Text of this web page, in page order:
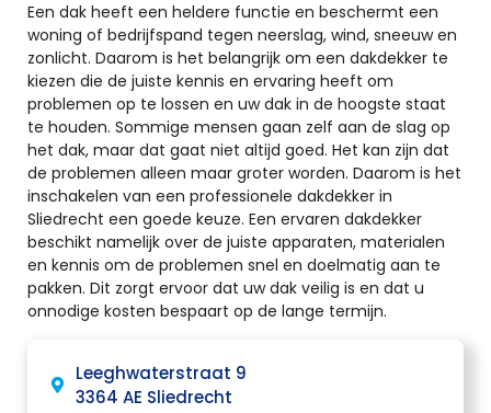
Een dak heeft een heldere functie en beschermt een
woning of bedrijfspand tegen neerslag, wind, sneeuw en
zonlicht. Daarom is het belangrijk om een dakdekker te
kiezen die de juiste kennis en ervaring heeft om
problemen op te lossen en uw dak in de hoogste staat
te houden. Sommige mensen gaan zelf aan de slag op
het dak, maar dat gaat niet altijd goed. Het kan zijn dat
de problemen alleen maar groter worden. Daarom is het
inschakelen van een professionele dakdekker in
Sliedrecht een goede keuze. Een ervaren dakdekker
beschikt namelijk over de juiste apparaten, materialen
en kennis om de problemen snel en doelmatig aan te
pakken. Dit zorgt ervoor dat uw dak veilig is en dat u
onnodige kosten bespaart op de lange termijn.
Leeghwaterstraat 9
3364 AE Sliedrecht